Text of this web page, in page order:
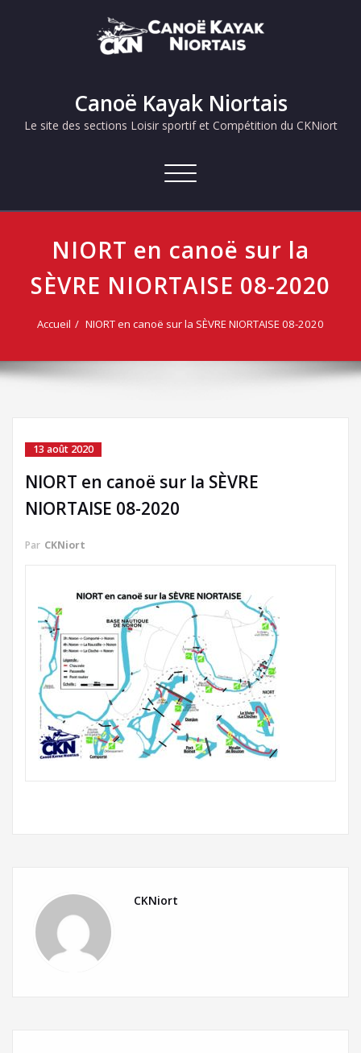
Canoë Kayak Niortais
Le site des sections Loisir sportif et Compétition du CKNiort
Afficher/masquer
navigation
NIORT en canoë sur la
SÈVRE NIORTAISE 08-2020
Accueil NIORT en canoë sur la SÈVRE NIORTAISE 08-2020
13 août 2020
NIORT en canoë sur la SÈVRE
NIORTAISE 08-2020
Par CKNiort
CKNiort